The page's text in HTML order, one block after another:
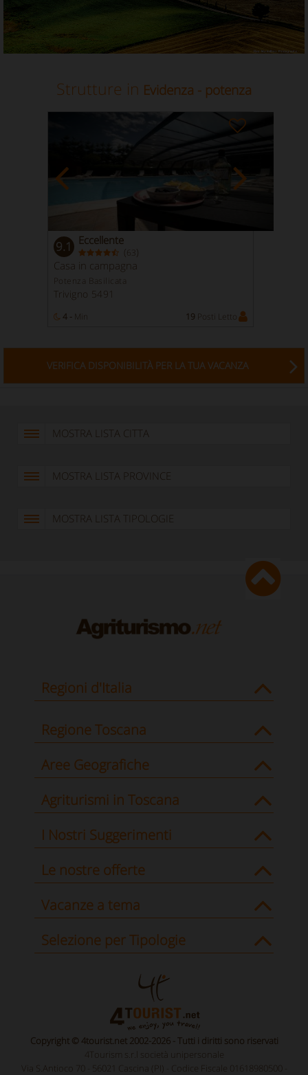
Strutture in Evidenza - potenza
9.1 Eccellente
( 63 )
Casa in campagna
Potenza Basilicata
Trivigno 5491
4 - Min 19 Posti Letto
VERIFICA DISPONIBILITÀ PER LA TUA VACANZA
MOSTRA LISTA CITTA
MOSTRA LISTA PROVINCE
MOSTRA LISTA TIPOLOGIE
Regioni d'Italia
Regione Toscana
Aree Geografiche
Agriturismi in Toscana
I Nostri Suggerimenti
Le nostre offerte
Vacanze a tema
Selezione per Tipologie
Copyright © 4tourist.net 2002-2026 - Tutti i diritti sono riservati
4Tourism s.r.l società unipersonale
Via S.Antioco 70 - 56021 Cascina (PI) - Codice Fiscale 01618980500 -